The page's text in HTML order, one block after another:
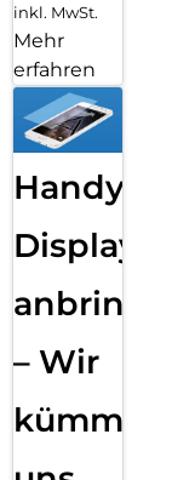
inkl. MwSt.
Mehr
erfahren
Handy
Displayfolie
anbringen
– Wir
kümmern